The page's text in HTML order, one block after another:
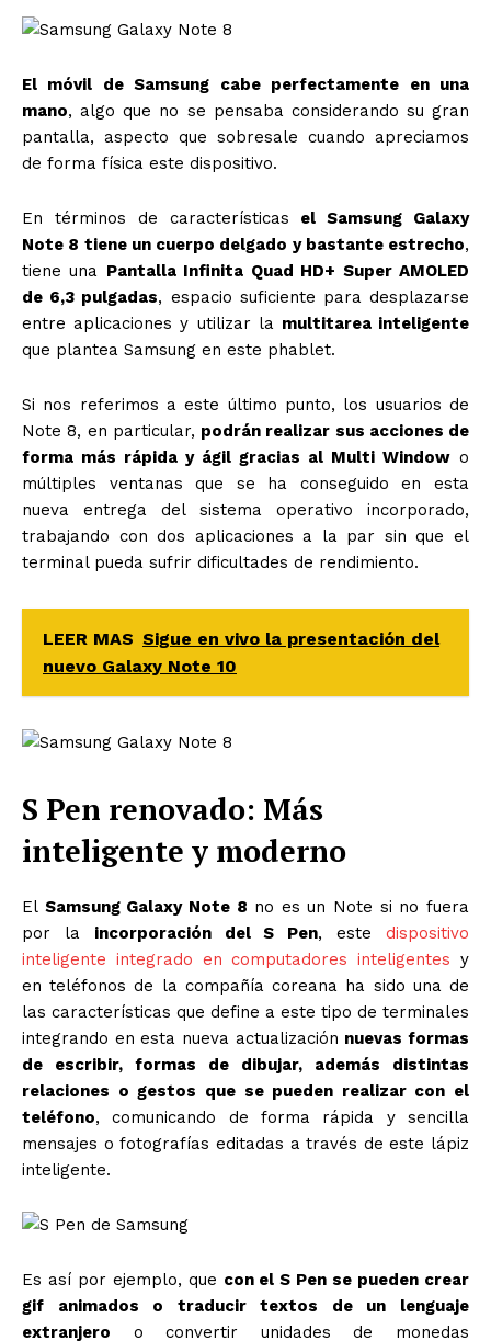
El móvil de Samsung cabe perfectamente en una
mano, algo que no se pensaba considerando su gran
pantalla, aspecto que sobresale cuando apreciamos
de forma física este dispositivo.
En términos de características el Samsung Galaxy
Note 8 tiene un cuerpo delgado y bastante estrecho,
tiene una Pantalla Infinita Quad HD+ Super AMOLED
de 6,3 pulgadas, espacio suficiente para desplazarse
entre aplicaciones y utilizar la multitarea inteligente
que plantea Samsung en este phablet.
Si nos referimos a este último punto, los usuarios de
Note 8, en particular, podrán realizar sus acciones de
forma más rápida y ágil gracias al Multi Window o
múltiples ventanas que se ha conseguido en esta
nueva entrega del sistema operativo incorporado,
trabajando con dos aplicaciones a la par sin que el
terminal pueda sufrir dificultades de rendimiento.
LEER MAS Sigue en vivo la presentación del
nuevo Galaxy Note 10
S Pen renovado: Más
inteligente y moderno
El Samsung Galaxy Note 8 no es un Note si no fuera
por la incorporación del S Pen, estedispositivo
inteligente integrado en computadores inteligentes y
en teléfonos de la compañía coreana ha sido una de
las características que define a este tipo de terminales
integrando en esta nueva actualización nuevas formas
de escribir, formas de dibujar, además distintas
relaciones o gestos que se pueden realizar con el
teléfono, comunicando de forma rápida y sencilla
mensajes o fotografías editadas a través de este lápiz
inteligente.
Es así por ejemplo, que con el S Pen se pueden crear
gif animados o traducir textos de un lenguaje
extranjero o convertir unidades de monedas